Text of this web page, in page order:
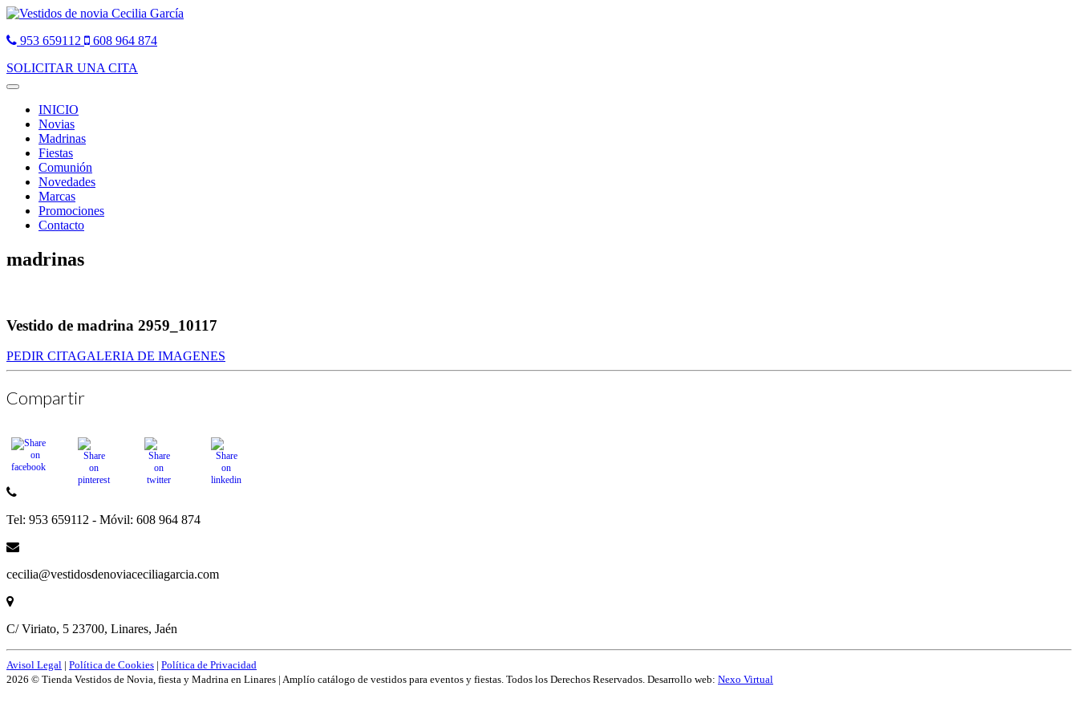
953 659112
608 964 874
SOLICITAR UNA CITA
Toggle
navigationINICIO
Novias
Madrinas
Fiestas
Comunión
Novedades
Marcas
Promociones
Contacto
madrinas
Vestido de madrina 2959_10117
PEDIR CITAGALERIA DE IMAGENES
Compartir
Tel: 953 659112 - Móvil: 608 964 874
cecilia@vestidosdenoviaceciliagarcia.com
C/ Viriato, 5 23700, Linares, Jaén
Avisol Legal | Política de Cookies | Política de Privacidad
2026 © Tienda Vestidos de Novia, fiesta y Madrina en Linares | Amplío catálogo de vestidos para eventos y fiestas. Todos los Derechos Reservados. Desarrollo web: Nexo Virtual